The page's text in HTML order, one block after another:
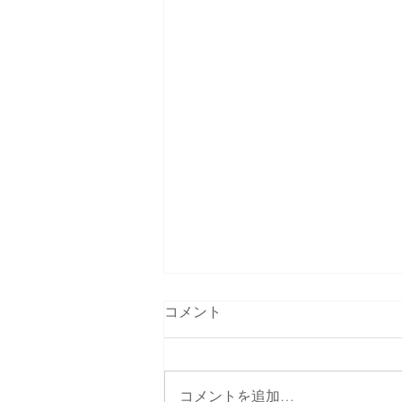
コメント
コメントを追加…